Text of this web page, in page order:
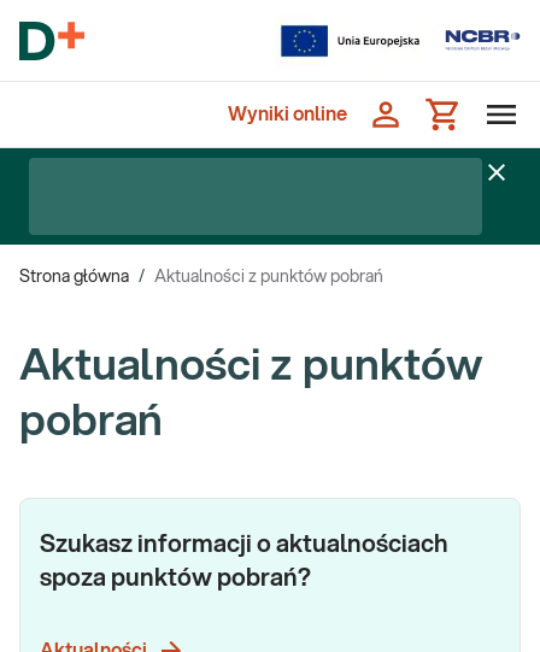
Wyniki online
Strona główna / Aktualności z punktów pobrań
Aktualności z punktów
pobrań
Szukasz informacji o aktualnościach
spoza punktów pobrań?